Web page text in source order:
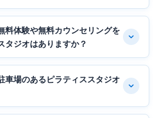
料体験や無料カウンセリングを
タジオはありますか？
車場のあるピラティススタジオ